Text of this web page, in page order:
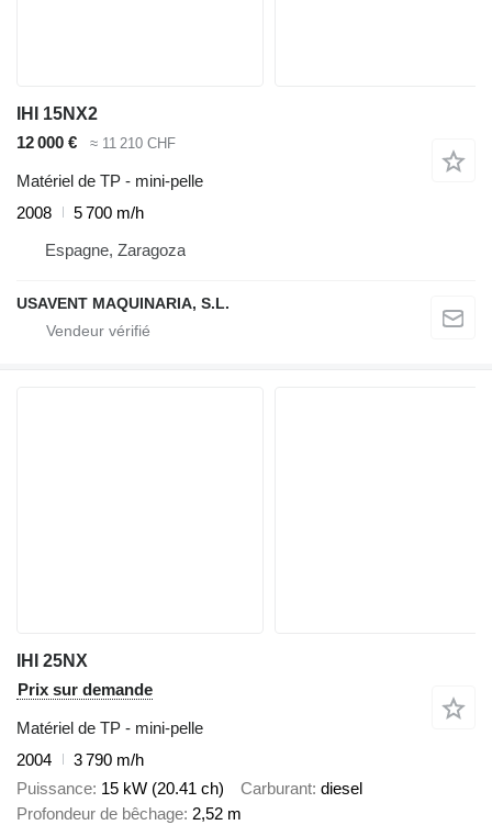
IHI 15NX2
12 000 €
≈ 11 210 CHF
Matériel de TP - mini-pelle
2008
5 700 m/h
Espagne, Zaragoza
USAVENT MAQUINARIA, S.L.
IHI 25NX
Prix sur demande
Matériel de TP - mini-pelle
2004
3 790 m/h
Puissance 15 kW (20.41 ch) Carburant diesel
Profondeur de bêchage 2,52 m